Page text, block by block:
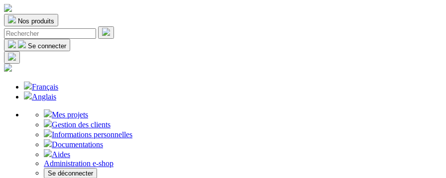
Nos produits
Se connecter
Français
Anglais
Mes projets
Gestion des clients
Informations personnelles
Documentations
Aides
Administration e-shop
Se déconnecter